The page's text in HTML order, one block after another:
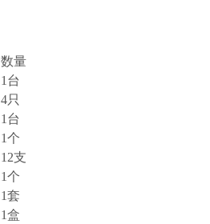
数量
1台
4只
1台
1个
12支
1个
1套
1盒